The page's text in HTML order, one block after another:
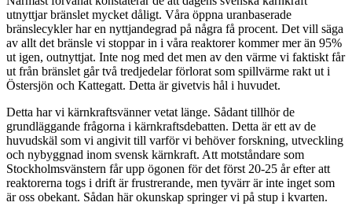
utnyttjar bränslet mycket dåligt. Våra öppna uranbaserade
bränslecykler har en nyttjandegrad på några få procent. Det vill säga
av allt det bränsle vi stoppar in i våra reaktorer kommer mer än 95%
ut igen, outnyttjat. Inte nog med det men av den värme vi faktiskt får
ut från bränslet går två tredjedelar förlorat som spillvärme rakt ut i
Östersjön och Kattegatt. Detta är givetvis hål i huvudet.
Detta har vi kärnkraftsvänner vetat länge. Sådant tillhör de
grundläggande frågorna i kärnkraftsdebatten. Detta är ett av de
huvudskäl som vi angivit till varför vi behöver forskning, utveckling
och nybyggnad inom svensk kärnkraft. Att motståndare som
Stockholmsvänstern får upp ögonen för det först 20-25 år efter att
reaktorerna togs i drift är frustrerande, men tyvärr är inte inget som
är oss obekant. Sådan här okunskap springer vi på stup i kvarten.